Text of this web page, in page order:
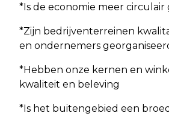
*Is de economie meer
*Zijn bedrijventerreinen
en ondernemers
*Hebben onze kernen en
kwaliteit en beleving
*Is het buitengebied een